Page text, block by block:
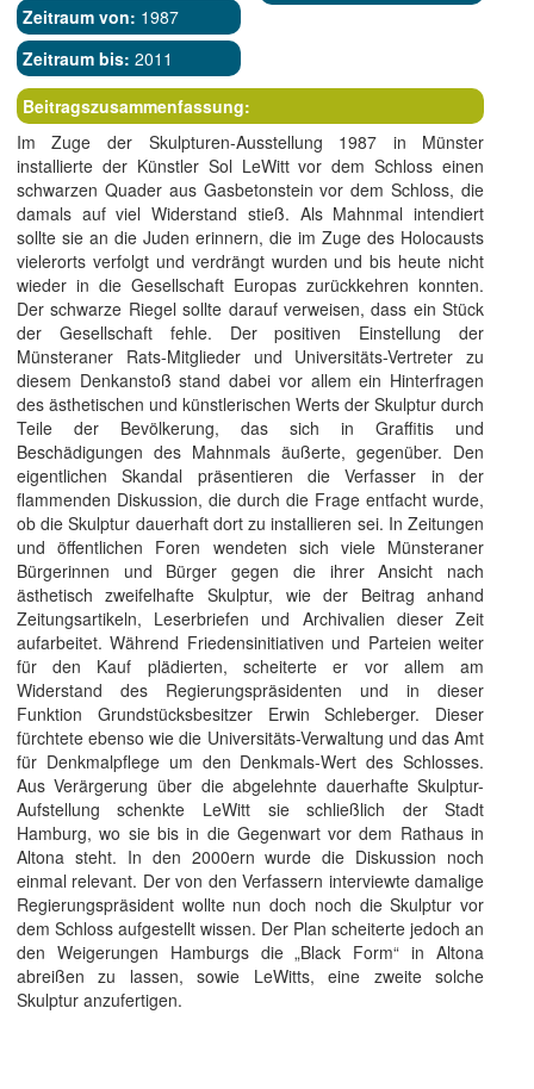
Zeitraum von: 1987
Zeitraum bis: 2011
Beitragszusammenfassung:
Im Zuge der Skulpturen-Ausstellung 1987 in Münster
installierte der Künstler Sol LeWitt vor dem Schloss einen
schwarzen Quader aus Gasbetonstein vor dem Schloss, die
damals auf viel Widerstand stieß. Als Mahnmal intendiert
sollte sie an die Juden erinnern, die im Zuge des Holocausts
vielerorts verfolgt und verdrängt wurden und bis heute nicht
wieder in die Gesellschaft Europas zurückkehren konnten.
Der schwarze Riegel sollte darauf verweisen, dass ein Stück
der Gesellschaft fehle. Der positiven Einstellung der
Münsteraner Rats-Mitglieder und Universitäts-Vertreter zu
diesem Denkanstoß stand dabei vor allem ein Hinterfragen
des ästhetischen und künstlerischen Werts der Skulptur durch
Teile der Bevölkerung, das sich in Graffitis und
Beschädigungen des Mahnmals äußerte, gegenüber. Den
eigentlichen Skandal präsentieren die Verfasser in der
flammenden Diskussion, die durch die Frage entfacht wurde,
ob die Skulptur dauerhaft dort zu installieren sei. In Zeitungen
und öffentlichen Foren wendeten sich viele Münsteraner
Bürgerinnen und Bürger gegen die ihrer Ansicht nach
ästhetisch zweifelhafte Skulptur, wie der Beitrag anhand
Zeitungsartikeln, Leserbriefen und Archivalien dieser Zeit
aufarbeitet. Während Friedensinitiativen und Parteien weiter
für den Kauf plädierten, scheiterte er vor allem am
Widerstand des Regierungspräsidenten und in dieser
Funktion Grundstücksbesitzer Erwin Schleberger. Dieser
fürchtete ebenso wie die Universitäts-Verwaltung und das Amt
für Denkmalpflege um den Denkmals-Wert des Schlosses.
Aus Verärgerung über die abgelehnte dauerhafte Skulptur-
Aufstellung schenkte LeWitt sie schließlich der Stadt
Hamburg, wo sie bis in die Gegenwart vor dem Rathaus in
Altona steht. In den 2000ern wurde die Diskussion noch
einmal relevant. Der von den Verfassern interviewte damalige
Regierungspräsident wollte nun doch noch die Skulptur vor
dem Schloss aufgestellt wissen. Der Plan scheiterte jedoch an
den Weigerungen Hamburgs die „Black Form“ in Altona
abreißen zu lassen, sowie LeWitts, eine zweite solche
Skulptur anzufertigen.